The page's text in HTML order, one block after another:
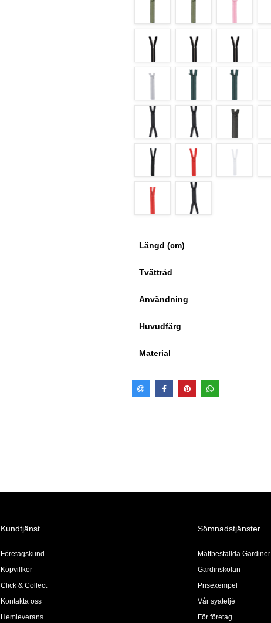
Längd (cm)
Tvättråd
Användning
Huvudfärg
Material
Kundtjänst
Företagskund
Köpvillkor
Click & Collect
Kontakta oss
Hemleverans
Sömnadstjänster
Måttbeställda Gardiner
Gardinskolan
Prisexempel
Vår syateljé
För företag